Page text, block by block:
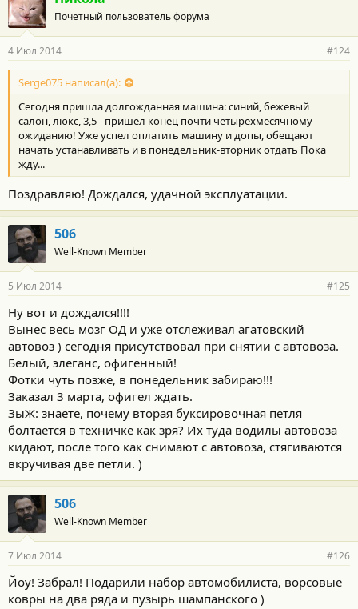
Почетный пользователь форума
4 Июл 2014 #124
Serge075 написал(а):
Сегодня пришла долгожданная машина: синий, бежевый
салон, люкс, 3,5 - пришел конец почти четырехмесячному
ожиданию! Уже успел оплатить машину и допы, обещают
начать устанавливать и в понедельник-вторник отдать Пока
жду...
Поздравляю! Дождался, удачной эксплуатации.
506
Well-Known Member
5 Июл 2014 #125
Ну вот и дождался!!!!
Вынес весь мозг ОД и уже отслеживал агатовский
автовоз ) сегодня присутствовал при снятии с автовоза.
Белый, элеганс, офигенный!
Фотки чуть позже, в понедельник забираю!!!
Заказал 3 марта, офигел ждать.
ЗыЖ: знаете, почему вторая буксировочная петля
болтается в техничке как зря? Их туда водилы автовоза
кидают, после того как снимают с автовоза, стягиваются
вкручивая две петли. )
506
Well-Known Member
7 Июл 2014 #126
Йоу! Забрал! Подарили набор автомобилиста, ворсовые
ковры на два ряда и пузырь шампанского )